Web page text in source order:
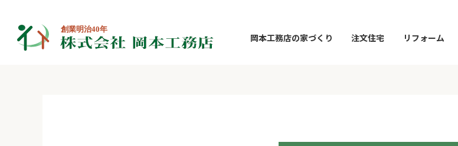
岡本工務店の家づくり 注文住宅 リフォーム
HOME お知らせ（最新コンテンツ）